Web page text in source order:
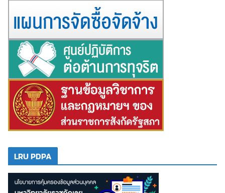
LRU PDPA